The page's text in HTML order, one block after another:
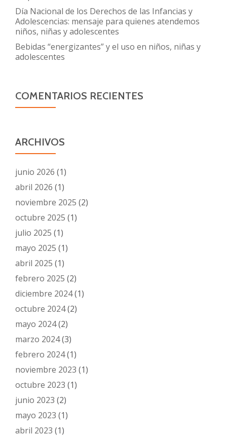
Día Nacional de los Derechos de las Infancias y
Adolescencias: mensaje para quienes atendemos
niños, niñas y adolescentes
Bebidas “energizantes” y el uso en niños, niñas y
adolescentes
COMENTARIOS RECIENTES
ARCHIVOS
junio 2026 (1)
abril 2026 (1)
noviembre 2025 (2)
octubre 2025 (1)
julio 2025 (1)
mayo 2025 (1)
abril 2025 (1)
febrero 2025 (2)
diciembre 2024(1)
octubre 2024(2)
mayo 2024(2)
marzo 2024(3)
febrero 2024(1)
noviembre 2023 (1)
octubre 2023 (1)
junio 2023 (2)
mayo 2023 (1)
abril 2023 (1)